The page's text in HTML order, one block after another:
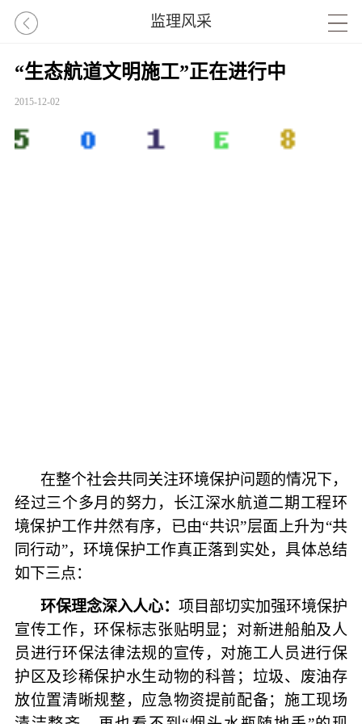
监理风采
“生态航道文明施工”正在进行中
2015-12-02
在整个社会共同关注环境保护问题的情况下，
经过三个多月的努力，长江深水航道二期工程环
境保护工作井然有序，已由“共识”层面上升为“共
同行动”，环境保护工作真正落到实处，具体总结
如下三点：
环保理念深入人心：项目部切实加强环境保护
宣传工作，环保标志张贴明显；对新进船舶及人
员进行环保法律法规的宣传，对施工人员进行保
护区及珍稀保护水生动物的科普；垃圾、废油存
放位置清晰规整，应急物资提前配备；施工现场